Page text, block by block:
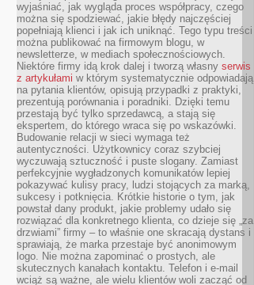
wyjaśniać, jak wygląda proces współpracy, czego
można się spodziewać, jakie błędy najczęściej
popełniają klienci i jak ich uniknąć. Tego typu treści
można publikować na firmowym blogu, w
newsletterze, w mediach społecznościowych.
Niektóre firmy idą krok dalej i tworzą własny serwis
z artykułami w którym systematycznie odpowiadają
na pytania klientów, opisują przypadki z praktyki,
prezentują porównania i poradniki. Dzięki temu
przestają być tylko sprzedawcą, a stają się
ekspertem, do którego wraca się po wskazówki.
Budowanie relacji w sieci wymaga też
autentyczności. Użytkownicy coraz szybciej
wyczuwają sztuczność i puste slogany. Zamiast
perfekcyjnie wygładzonych komunikatów lepiej
pokazywać kulisy pracy, ludzi stojących za marką,
sukcesy i potknięcia. Krótkie historie o tym, jak
powstał dany produkt, jakie problemy udało się
rozwiązać dla konkretnego klienta, co dzieje się „za
drzwiami” firmy – to właśnie one skracają dystans i
sprawiają, że marka przestaje być anonimowym
logo. Nie można zapominać o prostych, ale
skutecznych kanałach kontaktu. Telefon i e-mail
wciąż są ważne, ale wielu klientów woli zacząć od